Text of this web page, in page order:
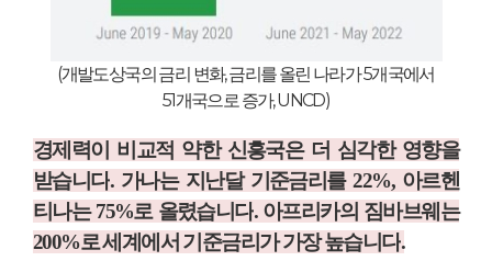
(개발도상국의 금리 변화,금리를 올린 나라가5개국에서
51개국으로 증가, UNCD)
경제력이 비교적 약한 신흥국은 더 심각한 영향을
받습니다. 가나는 지난달 기준금리를22%, 아르헨
티나는75%로 올렸습니다. 아프리카의 짐바브웨는
200%로 세계에서 기준금리가 가장 높습니다.